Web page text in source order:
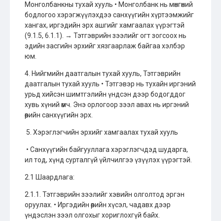
Монголбанкны тухай хууль • Монголбанк нь мөнгөний
бодлогоо хэрэгжүүлэхдээ санхүүгийн хүртээмжийг
хангах, иргэдийн эрх ашгийг хамгаалах үүрэгтэй
(9.1.5, 6.1.1). → Тэтгэврийн зээлийг огт зогсоох нь
эдийн засгийн эрхийг хязгаарлаж байгаа хэлбэр
юм.
4. Нийгмийн даатгалын тухай хууль, Тэтгэврийн
даатгалын тухай хууль • Тэтгэвэр нь тухайн иргэний
урьд хийсэн шимтгэлийн үндсэн дээр бодогддог
хувь хүний өмч. Энэ орлогоор зээл авах нь иргэний
өөрийн санхүүгийн эрх.
5. Хэрэглэгчийн эрхийг хамгаалах тухай хууль
• Санхүүгийн байгууллага хэрэглэгчдэд шударга,
ил тод, хүнд сурталгүй үйлчилгээ үзүүлэх үүрэгтэй.
2.1 Шаардлага:
2.1.1. Тэтгэврийн зээлийг хэвийн олголтод эргэн
оруулах. • Иргэдийн өөрийн хүсэл, чадавх дээр
үндэслэн зээл олгохыг хориглохгүй байх.